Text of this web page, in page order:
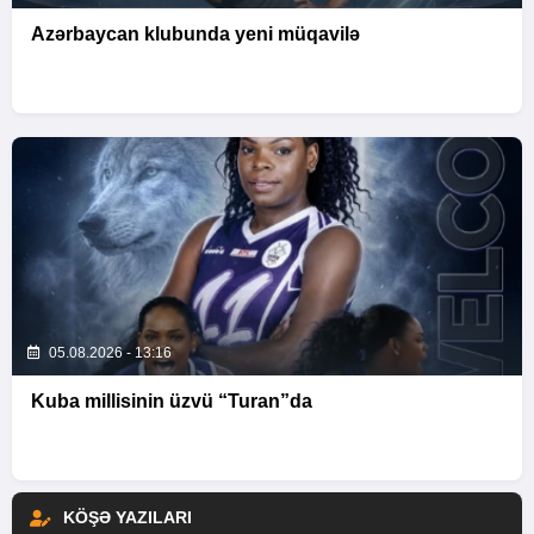
Azərbaycan klubunda yeni müqavilə
05.08.2026 - 13:16
Kuba millisinin üzvü “Turan”da
KÖŞƏ YAZILARI